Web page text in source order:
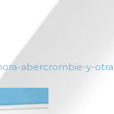
abercrombie-y-